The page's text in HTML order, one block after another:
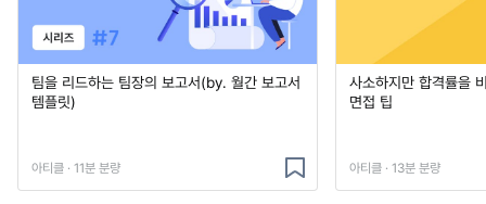
팀을 리드하는 팀장의 보고서(by. 월간 보고서
템플릿)
아티클 · 11분 분량
사소하지만 합격률을
면접 팁
아티클 · 13분 분량